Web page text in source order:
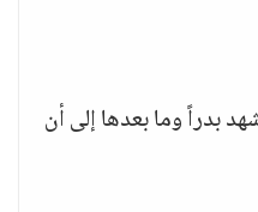
بدراً وما بعدها إلى أن